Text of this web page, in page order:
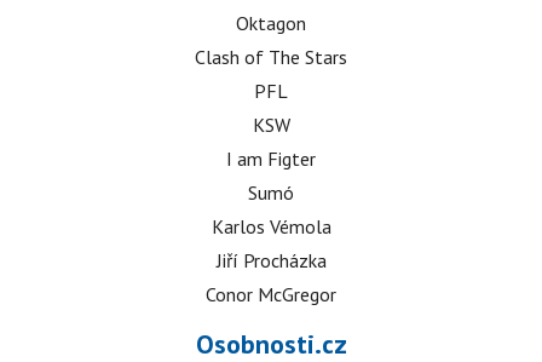
Oktagon
Clash of The Stars
PFL
KSW
I am Figter
Sumó
Karlos Vémola
Jiří Procházka
Conor McGregor
Osobnosti.cz